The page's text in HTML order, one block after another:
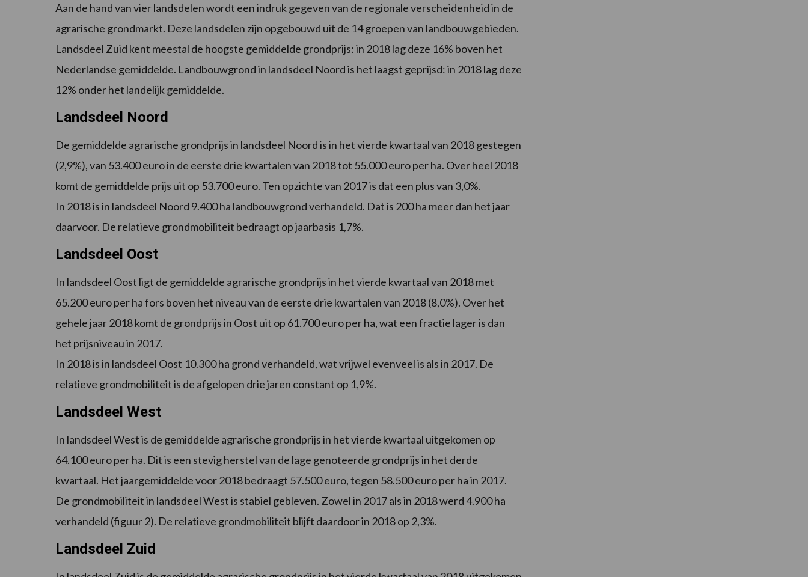
Aan de hand van vier landsdelen wordt een indruk gegeven van de regionale verscheidenheid in de
agrarische grondmarkt. Deze landsdelen zijn opgebouwd uit de 14 groepen van landbouwgebieden.
Landsdeel Zuid kent meestal de hoogste gemiddelde grondprijs: in 2018 lag deze 16% boven het
Nederlandse gemiddelde. Landbouwgrond in landsdeel Noord is het laagst geprijsd: in 2018 lag deze
12% onder het landelijk gemiddelde.
Landsdeel Noord
De gemiddelde agrarische grondprijs in landsdeel Noord is in het vierde kwartaal van 2018 gestegen
(2,9%), van 53.400 euro in de eerste drie kwartalen van 2018 tot 55.000 euro per ha. Over heel 2018
komt de gemiddelde prijs uit op 53.700 euro. Ten opzichte van 2017 is dat een plus van 3,0%.
In 2018 is in landsdeel Noord 9.400 ha landbouwgrond verhandeld. Dat is 200 ha meer dan het jaar
daarvoor. De relatieve grondmobiliteit bedraagt op jaarbasis 1,7%.
Landsdeel Oost
In landsdeel Oost ligt de gemiddelde agrarische grondprijs in het vierde kwartaal van 2018 met
65.200 euro per ha fors boven het niveau van de eerste drie kwartalen van 2018 (8,0%). Over het
gehele jaar 2018 komt de grondprijs in Oost uit op 61.700 euro per ha, wat een fractie lager is dan
het prijsniveau in 2017.
In 2018 is in landsdeel Oost 10.300 ha grond verhandeld, wat vrijwel evenveel is als in 2017. De
relatieve grondmobiliteit is de afgelopen drie jaren constant op 1,9%.
Landsdeel West
In landsdeel West is de gemiddelde agrarische grondprijs in het vierde kwartaal uitgekomen op
64.100 euro per ha. Dit is een stevig herstel van de lage genoteerde grondprijs in het derde
kwartaal. Het jaargemiddelde voor 2018 bedraagt 57.500 euro, tegen 58.500 euro per ha in 2017.
De grondmobiliteit in landsdeel West is stabiel gebleven. Zowel in 2017 als in 2018 werd 4.900 ha
verhandeld (figuur 2). De relatieve grondmobiliteit blijft daardoor in 2018 op 2,3%.
Landsdeel Zuid